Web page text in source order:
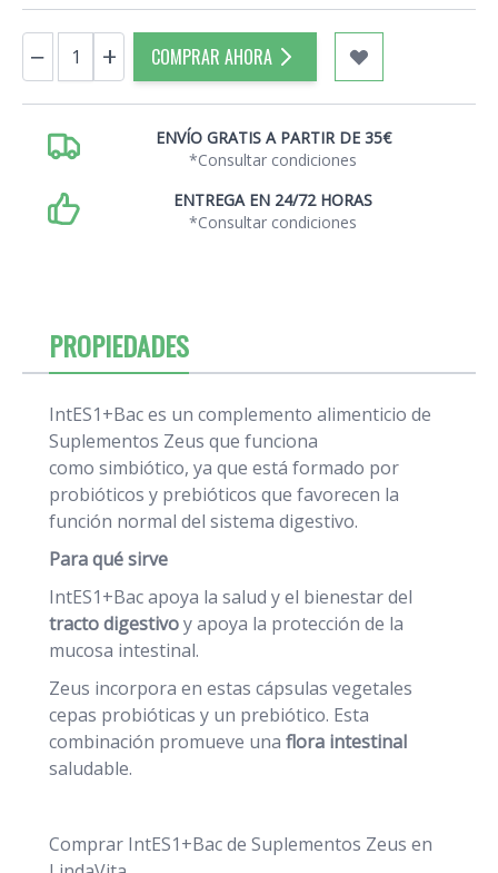
Cantidad
− + COMPRAR AHORA
ENVÍO GRATIS A PARTIR DE 35€
*Consultar condiciones
ENTREGA EN 24/72 HORAS
*Consultar condiciones
PROPIEDADES
IntES1+Bac es un complemento alimenticio de
Suplementos Zeus que funciona
como simbiótico, ya que está formado por
probióticos y prebióticos que favorecen la
función normal del sistema digestivo.
Para qué sirve
IntES1+Bac apoya la salud y el bienestar del
tracto digestivoy apoya la protección de la
mucosa intestinal.
Zeus incorpora en estas cápsulas vegetales
cepas probióticas y un prebiótico. Esta
combinación promueve una flora intestinal
saludable.
Comprar IntES1+Bac de Suplementos Zeus en